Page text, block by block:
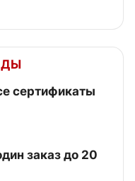
сертификаты
заказ до 20